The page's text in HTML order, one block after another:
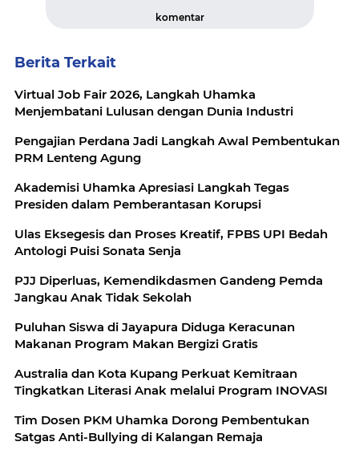
komentar
Berita Terkait
Virtual Job Fair 2026, Langkah Uhamka
Menjembatani Lulusan dengan Dunia Industri
Pengajian Perdana Jadi Langkah Awal Pembentukan
PRM Lenteng Agung
Akademisi Uhamka Apresiasi Langkah Tegas
Presiden dalam Pemberantasan Korupsi
Ulas Eksegesis dan Proses Kreatif, FPBS UPI Bedah
Antologi Puisi Sonata Senja
PJJ Diperluas, Kemendikdasmen Gandeng Pemda
Jangkau Anak Tidak Sekolah
Puluhan Siswa di Jayapura Diduga Keracunan
Makanan Program Makan Bergizi Gratis
Australia dan Kota Kupang Perkuat Kemitraan
Tingkatkan Literasi Anak melalui Program INOVASI
Tim Dosen PKM Uhamka Dorong Pembentukan
Satgas Anti-Bullying di Kalangan Remaja